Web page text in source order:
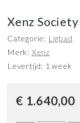
Xenz
Categorie: Ligbad
Merk: Xenz
Levertijd: 1 week
€ 1.640,00